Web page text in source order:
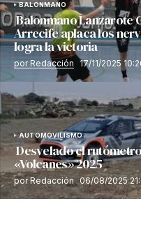
BALONMANO
Balonmano Lanzarote
Arrecife aplaca los
logra la victoria
por Redacción 17/11/2025
AUTOMOVILISMO
Desvelado el
«Volcanes» 2025
por Redacción 06/08/2025